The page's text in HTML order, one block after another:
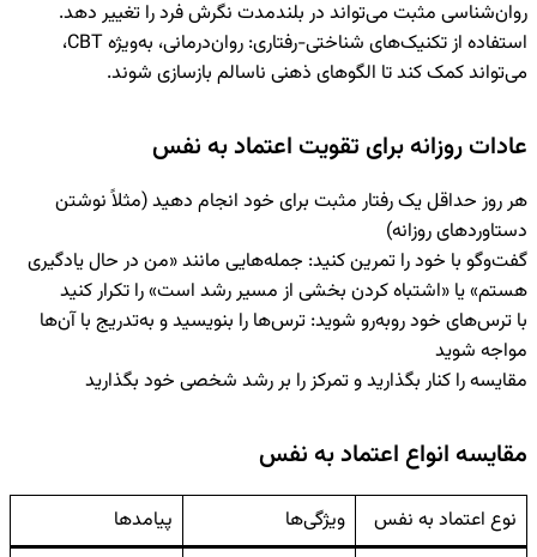
روان‌شناسی مثبت می‌تواند در بلندمدت نگرش فرد را تغییر دهد.
استفاده از تکنیک‌های شناختی-رفتاری:
روان‌درمانی، به‌ویژه CBT،
می‌تواند کمک کند تا الگوهای ذهنی ناسالم بازسازی شوند.
عادات روزانه برای تقویت اعتماد به نفس
هر روز حداقل یک رفتار مثبت برای خود انجام دهید (مثلاً نوشتن
دستاوردهای روزانه)
گفت‌وگو با خود را تمرین کنید: جمله‌هایی مانند «من در حال یادگیری
هستم» یا «اشتباه کردن بخشی از مسیر رشد است» را تکرار کنید
با ترس‌های خود روبه‌رو شوید: ترس‌ها را بنویسید و به‌تدریج با آن‌ها
مواجه شوید
مقایسه را کنار بگذارید و تمرکز را بر رشد شخصی خود بگذارید
مقایسه انواع اعتماد به نفس
نوع اعتماد به نفس ویژگی‌ها
پیامدها